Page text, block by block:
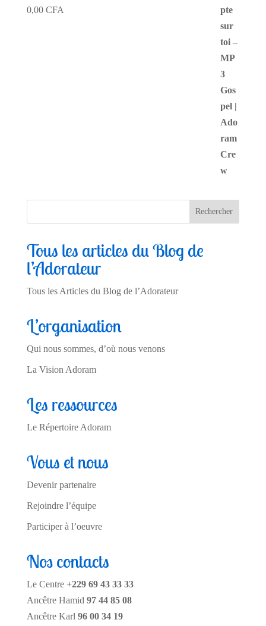
0,00 CFA
Tous les articles du Blog de
l’Adorateur
Tous les Articles du Blog de l’Adorateur
L’organisation
Qui nous sommes, d’où nous venons
La Vision Adoram
Les ressources
Le Répertoire Adoram
Vous et nous
Devenir partenaire
Rejoindre l’équipe
Participer à l’oeuvre
Nos contacts
Le Centre +229 69 43 33 33
Ancêtre Hamid 97 44 85 08
Ancêtre Karl 96 00 34 19